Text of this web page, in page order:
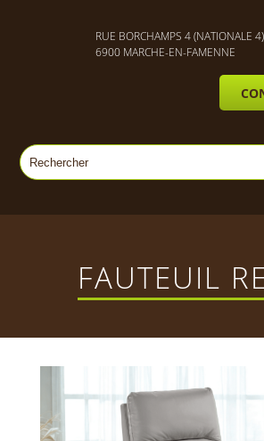
RUE BORCHAMPS 4 (NATIONALE
6900 MARCHE-EN-FAMENNE
FAUTEUIL